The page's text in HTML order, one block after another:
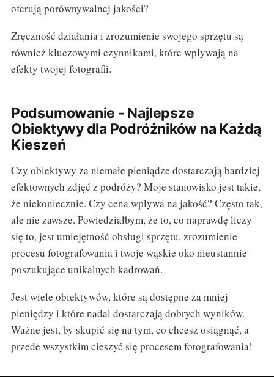
oferują porównywalnej jakości?
Zręczność działania i zrozumienie swojego sprzętu są
również kluczowymi czynnikami, które wpływają na
efekty twojej fotografii.
Podsumowanie - Najlepsze
Obiektywy dla Podróżników na Każdą
Kieszeń
Czy obiektywy za niemałe pieniądze dostarczają bardziej
efektownych zdjęć z podróży? Moje stanowisko jest takie,
że niekoniecznie. Czy cena wpływa na jakość? Często tak,
ale nie zawsze. Powiedziałbym, że to, co naprawdę liczy
się to, jest umiejętność obsługi sprzętu, zrozumienie
procesu fotografowania i twoje wąskie oko nieustannie
poszukujące unikalnych kadrowań.
Jest wiele obiektywów, które są dostępne za mniej
pieniędzy i które nadal dostarczają dobrych wyników.
Ważne jest, by skupić się na tym, co chcesz osiągnąć, a
przede wszystkim cieszyć się procesem fotografowania!